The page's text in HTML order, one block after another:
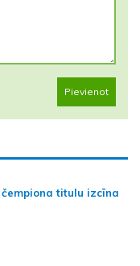
Pievienot
titulu izcīna